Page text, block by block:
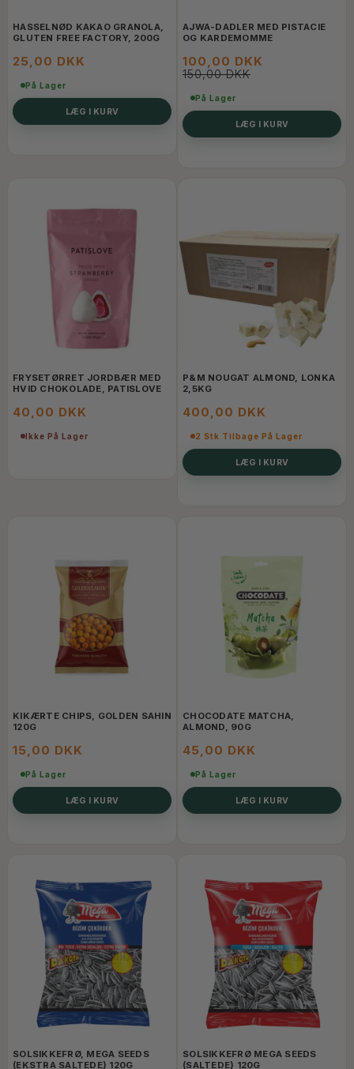
HASSELNØD KAKAO GRANOLA,
GLUTEN FREE FACTORY, 200G
25,00 DKK
På Lager
LÆG I KURV
AJWA-DADLER MED PISTACIE
OG KARDEMOMME
100,00 DKK
150,00 DKK
På Lager
LÆG I KURV
FRYSETØRRET JORDBÆR MED
HVID CHOKOLADE, PATISLOVE
40,00 DKK
Ikke På Lager
P&M NOUGAT ALMOND, LONKA
2,5KG
400,00 DKK
2 Stk Tilbage På Lager
LÆG I KURV
KIKÆRTE CHIPS, GOLDEN SAHIN
120G
15,00 DKK
På Lager
LÆG I KURV
CHOCODATE MATCHA,
ALMOND, 90G
45,00 DKK
På Lager
LÆG I KURV
SOLSIKKEFRØ, MEGA SEEDS
(EKSTRA SALTEDE) 120G
SOLSIKKEFRØ MEGA SEEDS
(SALTEDE) 120G